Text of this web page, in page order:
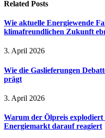
Related Posts
Wie aktuelle Energiewende
klimafreundlichen Zukunft
3. April 2026
Wie die Gaslieferungen
prägt
3. April 2026
Warum der Ölpreis explodiert
Energiemarkt darauf reagiert